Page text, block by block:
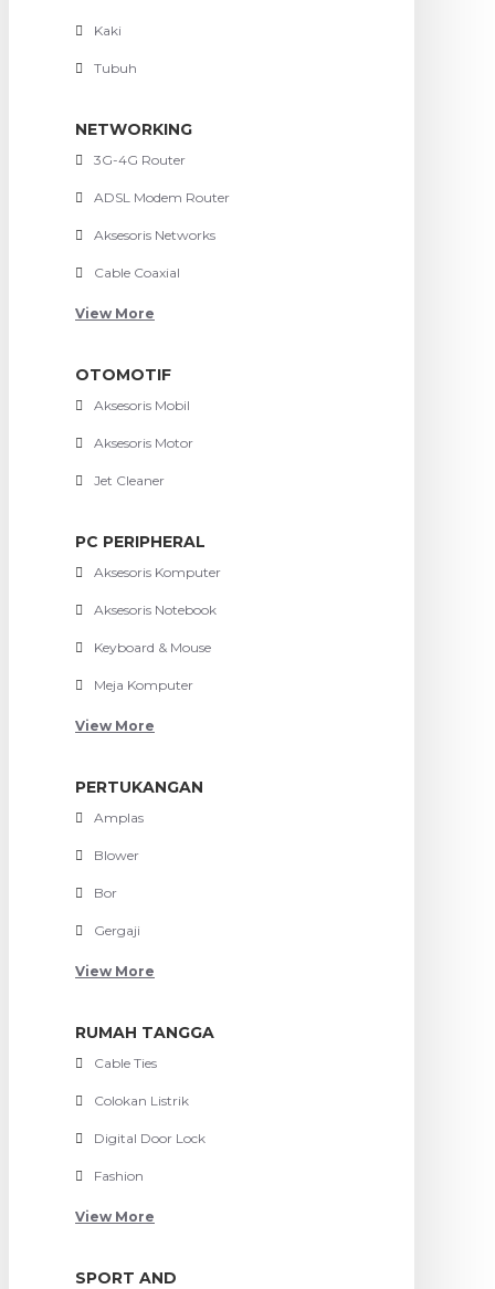
Kaki
Tubuh
NETWORKING
3G-4G Router
ADSL Modem Router
Aksesoris Networks
Cable Coaxial
View More
OTOMOTIF
Aksesoris Mobil
Aksesoris Motor
Jet Cleaner
PC PERIPHERAL
Aksesoris Komputer
Aksesoris Notebook
Keyboard & Mouse
Meja Komputer
View More
PERTUKANGAN
Amplas
Blower
Bor
Gergaji
View More
RUMAH TANGGA
Cable Ties
Colokan Listrik
Digital Door Lock
Fashion
View More
SPORT AND